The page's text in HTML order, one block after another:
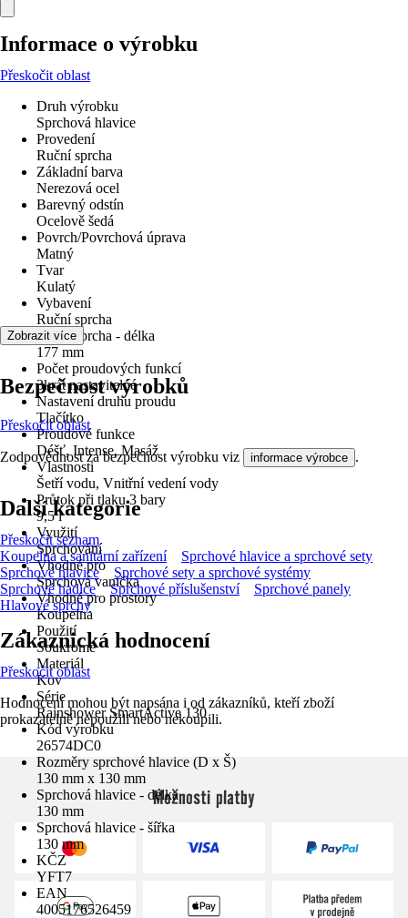
Informace o výrobku
Přeskočit oblast
Druh výrobku
Sprchová hlavice
Provedení
Ruční sprcha
Základní barva
Nerezová ocel
Barevný odstín
Ocelově šedá
Povrch/Povrchová úprava
Matný
Tvar
Kulatý
Vybavení
Ruční sprcha
Ruční sprcha - délka
177 mm
Počet proudových funkcí
3krát nastavitelné
Nastavení druhu proudu
Tlačítko
Proudové funkce
Déšť, Intense, Masáž
Vlastnosti
Šetří vodu, Vnitřní vedení vody
Průtok při tlaku 3 bary
9,5 l
Využití
Sprchování
Vhodné pro
Sprchová vanička
Vhodné pro prostory
Koupelna
Použití
Soukromé
Materiál
Kov
Série
Rainshower SmartActive 130
Kód výrobku
26574DC0
Rozměry sprchové hlavice (D x Š)
130 mm x 130 mm
Sprchová hlavice - délka
130 mm
Sprchová hlavice - šířka
130 mm
KČZ
YFT7
EAN
4005176526459
Zobrazit více
Bezpečnost výrobků
Přeskočit oblast
Zodpovědnost za bezpečnost výrobku viz informace výrobce .
Další kategorie
Přeskočit seznam
Koupelna a sanitární zařízení
Sprchové hlavice a sprchové sety
Sprchové hlavice
Sprchové sety a sprchové systémy
Sprchové hadice
Sprchové příslušenství
Sprchové panely
Hlavové sprchy
Zákaznická hodnocení
Přeskočit oblast
Hodnocení mohou být napsána i od zákazníků, kteří zboží
prokazatelně nepoužili nebo nekoupili.
Možnosti platby